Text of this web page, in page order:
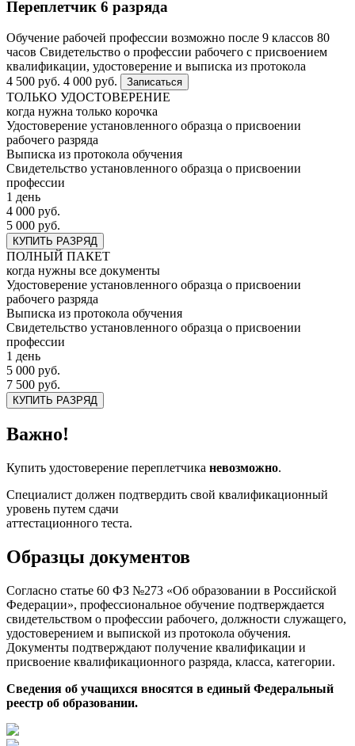
Переплетчик 6 разряда
Обучение рабочей профессии возможно после 9 классов 80
часов Свидетельство о профессии рабочего с присвоением
квалификации, удостоверение и выписка из протокола
4 500 руб. 4 000 руб. Записаться
ТОЛЬКО УДОСТОВЕРЕНИЕ
когда нужна только корочка
Удостоверение установленного образца о присвоении
рабочего разряда
Выписка из протокола обучения
Свидетельство установленного образца о присвоении
профессии
1 день
4 000 руб.
5 000 руб.
КУПИТЬ РАЗРЯД
ПОЛНЫЙ ПАКЕТ
когда нужны все документы
Удостоверение установленного образца о присвоении
рабочего разряда
Выписка из протокола обучения
Свидетельство установленного образца о присвоении
профессии
1 день
5 000 руб.
7 500 руб.
КУПИТЬ РАЗРЯД
Важно!
Купить удостоверение переплетчика невозможно.
Специалист должен подтвердить свой квалификационный
уровень путем сдачи
аттестационного теста.
Образцы документов
Согласно статье 60 ФЗ №273 «Об образовании в Российской
Федерации», профессиональное обучение подтверждается
свидетельством о профессии рабочего, должности служащего,
удостоверением и выпиской из протокола обучения.
Документы подтверждают получение квалификации и
присвоение квалификационного разряда, класса, категории.
Сведения об учащихся вносятся в единый Федеральный
реестр об образовании.